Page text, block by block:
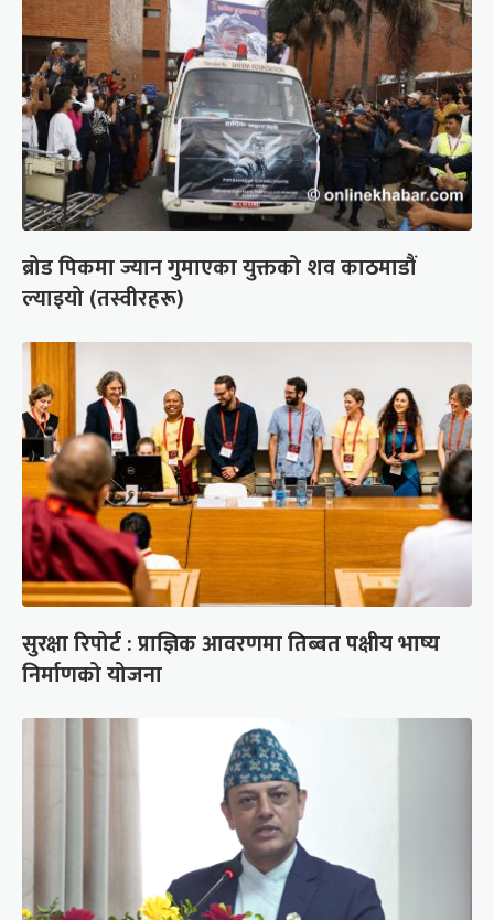
ब्रोड पिकमा ज्यान गुमाएका युक्तको शव काठमाडौं
ल्याइयो (तस्वीरहरू)
सुरक्षा रिपोर्ट : प्राज्ञिक आवरणमा तिब्बत पक्षीय भाष्य
निर्माणको योजना